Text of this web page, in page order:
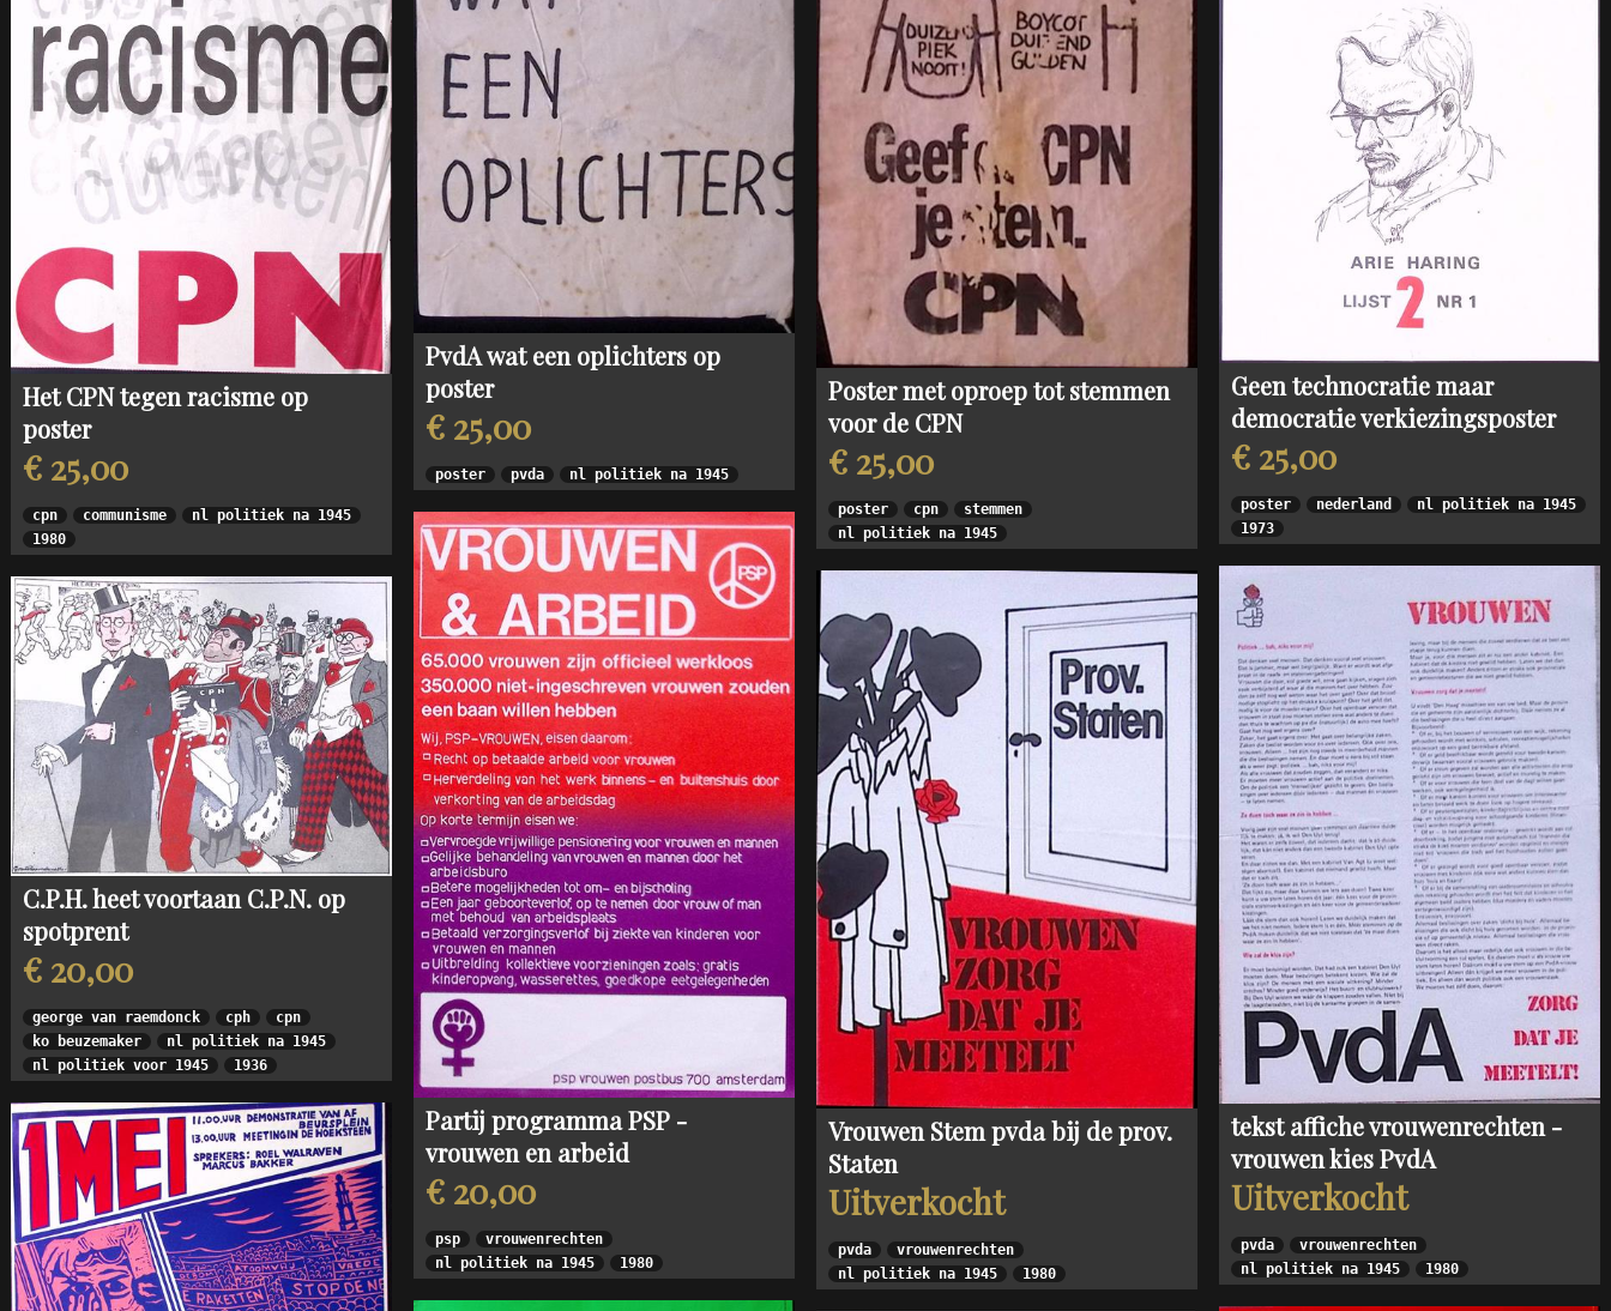
1980s: Propaganda in Noord-Korea
2005-2015: Amerika na 9-11
Albert Hahn Jr
Albert Funke Küpper
Jan Rot
Robert Wout (opland)
Rob Schröder
Kees Van Dongen
Peter van Reen
Ton Smits
Willem van Schaik
Vrij Nederland
Vrouwenrechten
Het CPN tegen racisme op
poster
€ 25,00
cpn communisme
nl politiek na 1945
1980
PvdA wat een oplichters op
poster
€ 25,00
poster pvda nl politiek na 1945
Poster met oproep tot stemmen
voor de CPN
€ 25,00
poster cpn
stemmen
nl politiek na 1945
Geen technocratie maar
democratie verkiezingsposter
€ 25,00
poster nederland
nl politiek na 1945
1973
Partij programma PSP -
vrouwen en arbeid
€ 20,00
psp
vrouwenrechten
nl politiek na 1945
1980
tekst affiche vrouwenrechten -
vrouwen kies PvdA
Uitverkocht
pvda
vrouwenrechten
nl politiek na 1945
1980
Vrouwen Stem pvda bij de prov.
Staten
Uitverkocht
pvda
vrouwenrechten
nl politiek na 1945
1980
C.P.H. heet voortaan C.P.N. op
spotprent
€ 20,00
george van raemdonck cph
cpn
ko beuzemaker
nl politiek na 1945
nl politiek voor 1945
1936